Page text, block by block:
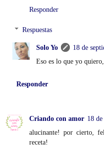
Responder
Respuestas
Solo Yo
18 de
Eso es lo que yo
Responder
Criando con amor 18
alucinante! por cierto,
receta!